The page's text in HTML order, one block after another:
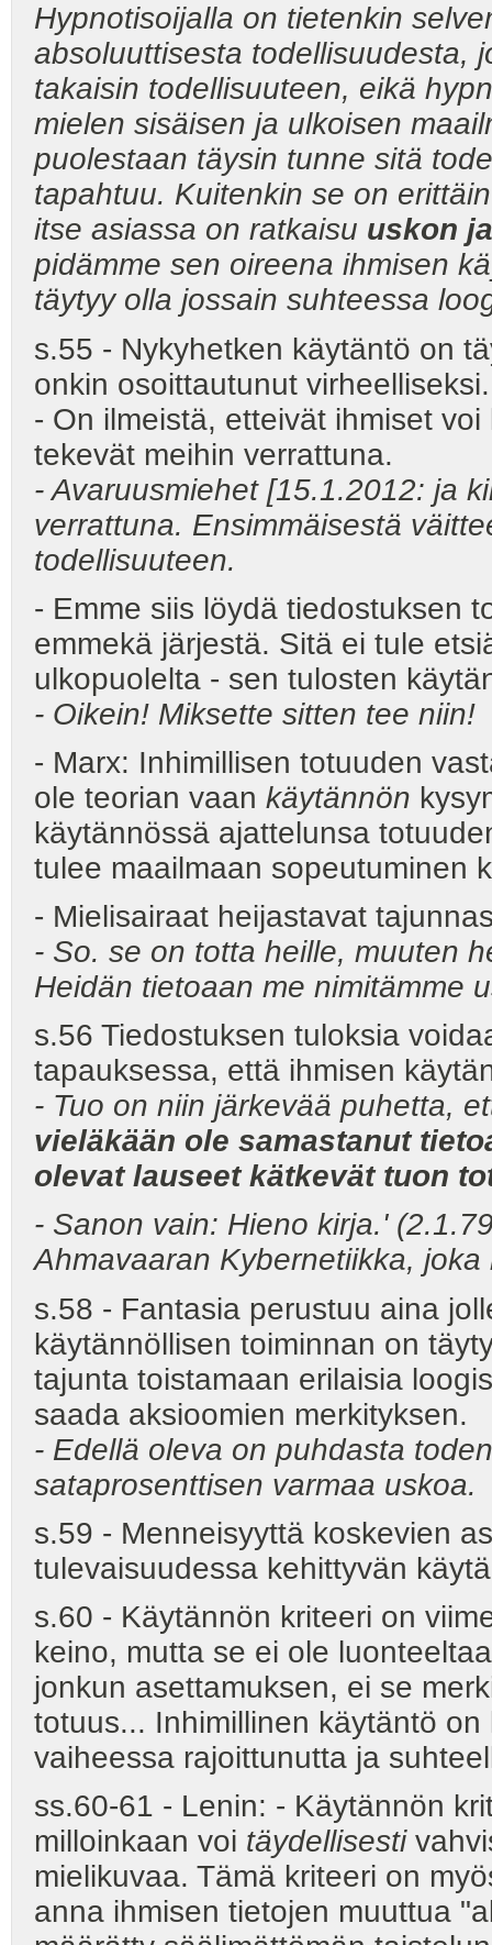
Hypnotisoijalla on tietenkin
absoluuttisesta todellisuudesta,
takaisin todellisuuteen, eikä
mielen sisäisen ja ulkoisen
puolestaan täysin tunne sitä
tapahtuu. Kuitenkin se on
itse asiassa on ratkaisu uskon
pidämme sen oireena ihmisen
täytyy olla jossain suhteessa
s.55 - Nykyhetken käytäntö on
onkin osoittautunut virheelliseksi.
- On ilmeistä, etteivät ihmiset
tekevät meihin verrattuna.
- Avaruusmiehet [15.1.2012: ja
verrattuna. Ensimmäisestä
todellisuuteen.
- Emme siis löydä tiedostuksen
emmekä järjestä. Sitä ei tule
ulkopuolelta - sen tulosten
- Oikein! Miksette sitten tee niin!
- Marx: Inhimillisen totuuden
ole teorian vaan käytännön
käytännössä ajattelunsa
tulee maailmaan sopeutuminen
- Mielisairaat heijastavat
- So. se on totta heille, muuten
Heidän tietoaan me
s.56 Tiedostuksen tuloksia
tapauksessa, että ihmisen
- Tuo on niin järkevää puhetta,
vieläkään ole samastanut
olevat lauseet kätkevät tuon
- Sanon vain: Hieno kirja.'
Ahmavaaran Kybernetiikka,
s.58 - Fantasia perustuu aina
käytännöllisen toiminnan on
tajunta toistamaan erilaisia
saada aksioomien merkityksen.
- Edellä oleva on puhdasta
sataprosenttisen varmaa uskoa.
s.59 - Menneisyyttä koskevien
tulevaisuudessa kehittyvän
s.60 - Käytännön kriteeri on
keino, mutta se ei ole
jonkun asettamuksen, ei se
totuus... Inhimillinen käytäntö
vaiheessa rajoittunutta ja
ss.60-61 - Lenin: - Käytännön
milloinkaan voi täydellisesti
mielikuvaa. Tämä kriteeri on
anna ihmisen tietojen muuttua